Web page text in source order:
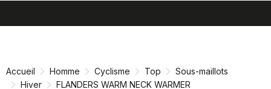
directement
navigation
Accueil Homme Cyclisme Top
Sous-maillots
Hiver
FLANDERS WARM NECK WARMER